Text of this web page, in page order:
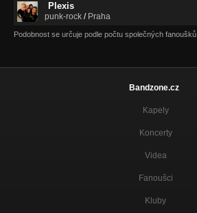
Plexis
punk-rock / Praha
Podobnost se určuje podle počtu společných fanoušků.
Bandzone.cz
Kapely
Koncerty
Videa
Fanoušci
Kluby